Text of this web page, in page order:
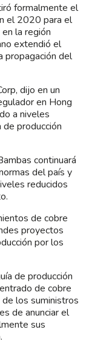
formalmente el
el 2020 para el
la región
extendió el
propagación del
dijo en un
en Hong
a niveles
producción
continuará
del país y
reducidos
de cobre
proyectos
por los
de producción
de cobre
los suministros
de anunciar el
sus